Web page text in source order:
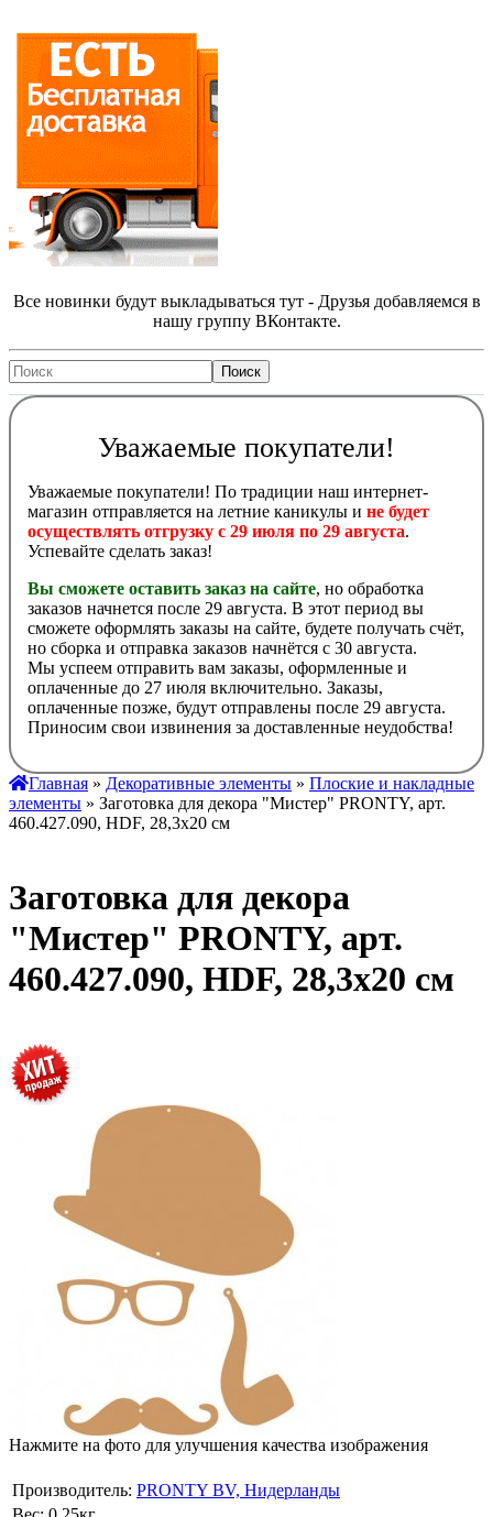
Все новинки будут выкладываться тут - Друзья добавляемся в
нашу группу ВКонтакте.
Уважаемые покупатели!
Уважаемые покупатели! По традиции наш интернет-
магазин отправляется на летние каникулы и не будет
осуществлять отгрузку с 29 июля по 29 августа.
Успевайте сделать заказ!
Вы сможете оставить заказ на сайте, но обработка
заказов начнется после 29 августа. В этот период вы
сможете оформлять заказы на сайте, будете получать счёт,
но сборка и отправка заказов начнётся с 30 августа.
Мы успеем отправить вам заказы, оформленные и
оплаченные до 27 июля включительно. Заказы,
оплаченные позже, будут отправлены после 29 августа.
Приносим свои извинения за доставленные неудобства!
Главная » Декоративные элементы » Плоские и накладные
элементы » Заготовка для декора "Мистер" PRONTY, арт.
460.427.090, HDF, 28,3x20 см
Заготовка для декора
"Мистер" PRONTY, арт.
460.427.090, HDF, 28,3x20 см
Нажмите на фото для улучшения качества изображения
Производитель: PRONTY BV, Нидерланды